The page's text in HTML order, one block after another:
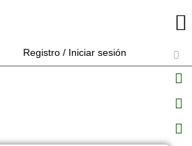
Registro / Iniciar sesión